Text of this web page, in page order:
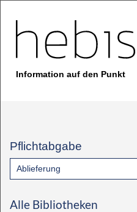
Information auf den Punkt
Pflichtabgabe
Ablieferung
Alle Bibliotheken